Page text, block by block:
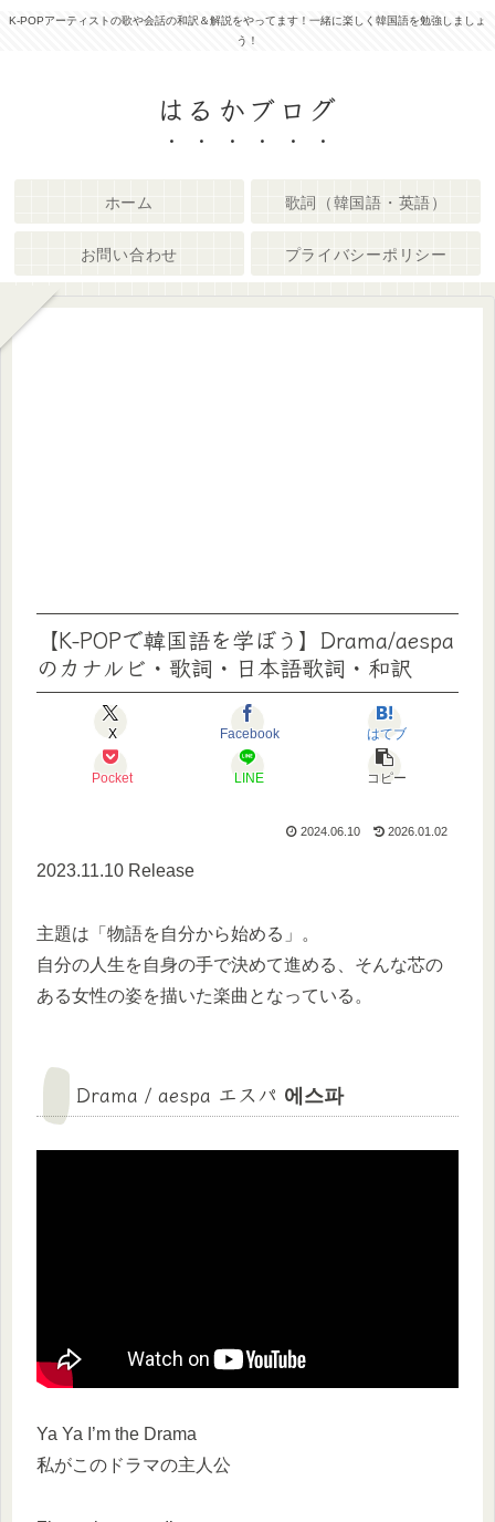
K-POPアーティストの歌や会話の和訳＆解説をやってます！一緒に楽しく韓国語を勉強しましょ
う！
はるかブログ
ホーム 歌詞（韓国語・英語）
お問い合わせ プライバシーポリシー
【K-POPで韓国語を学ぼう】Drama/aespa
のカナルビ・歌詞・日本語歌詞・和訳
X Facebook はてブ
Pocket LINE コピー
2024.06.10 2026.01.02
2023.11.10 Release
主題は「物語を自分から始める」。
自分の人生を自身の手で決めて進める、そんな芯の
ある女性の姿を描いた楽曲となっている。
Drama / aespa エスパ 에스파
Ya Ya I’m the Drama
私がこのドラマの主人公